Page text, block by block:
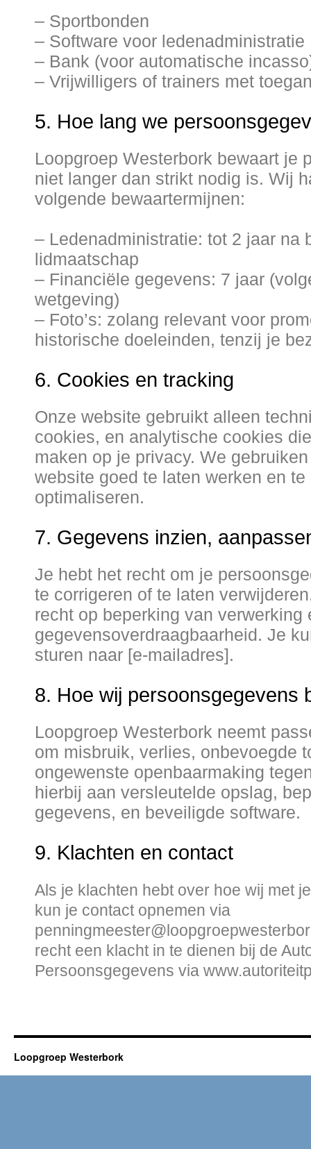
– Sportbonden
– Software voor ledenadministratie
– Bank (voor automatische
– Vrijwilligers of trainers met
5. Hoe lang we
Loopgroep Westerbork bewaart je
niet langer dan strikt nodig is. Wij
volgende bewaartermijnen:
– Ledenadministratie: tot 2 jaar na
lidmaatschap
– Financiële gegevens: 7 jaar
wetgeving)
– Foto’s: zolang relevant voor
historische doeleinden, tenzij je
6. Cookies en tracking
Onze website gebruikt alleen
cookies, en analytische cookies
maken op je privacy. We
website goed te laten werken en te
optimaliseren.
7. Gegevens inzien,
Je hebt het recht om je
te corrigeren of te laten
recht op beperking van verwerking
gegevensoverdraagbaarheid. Je
sturen naar [e-mailadres].
8. Hoe wij persoonsgegevens
Loopgroep Westerbork neemt
om misbruik, verlies, onbevoegde
ongewenste openbaarmaking
hierbij aan versleutelde opslag,
gegevens, en beveiligde software.
9. Klachten en contact
Als je klachten hebt over hoe wij met
kun je contact opnemen via
recht een klacht in te dienen bij de
Persoonsgegevens via
Loopgroep Westerbork